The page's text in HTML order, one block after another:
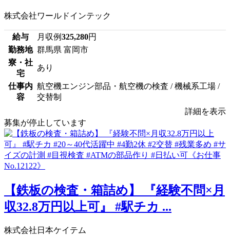
株式会社ワールドインテック
給与 月収例325,280円
勤務地 群馬県 富岡市
寮・社
宅
あり
仕事内
容
航空機エンジン部品・航空機の検査 / 機械系工場 /
交替制
詳細を表示
募集が停止しています
【鉄板の検査・箱詰め】 『経験不問×月
収32.8万円以上可』 #駅チカ ...
株式会社日本ケイテム